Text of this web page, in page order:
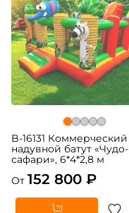
B-16131 Коммерческий
надувной батут «Чудо-
сафари», 6*4*2,8 м
От 152 800 ₽